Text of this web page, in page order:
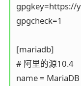
gpgkey=https://
gpgcheck=1
[mariadb]
# 阿里的源10.4
name = MariaDB